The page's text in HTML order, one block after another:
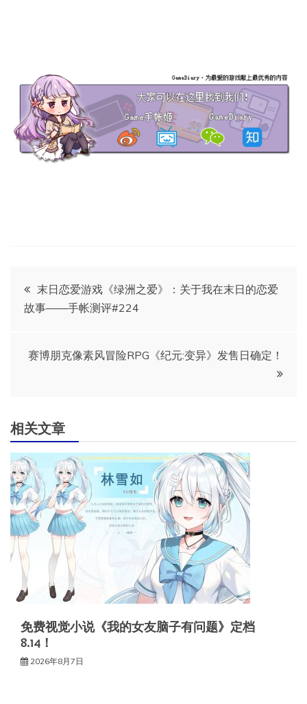
文
章
导
末日恋爱游戏《绿洲之爱》：关于我在末日的恋爱
故事——手帐测评#224
赛博朋克像素风冒险RPG《纪元:变异》发售日确定！
相关文章
免费视觉小说《我的女友脑子有问题》定档
8.14！
2026年8月7日